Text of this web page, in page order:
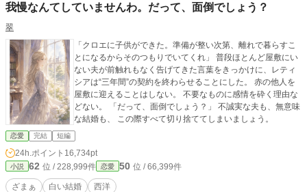
我慢なんてしていませんわ。だって、面倒でしょう？
翠
「クロエに子供ができた。準備が整い次第、離れで暮らすこ
とになるからそのつもりでいてくれ」 普段ほとんど屋敷にい
ない夫が前触れもなく告げてきた言葉をきっかけに、レティ
シアは“三年間”の契約を終わらせることにした。 赤の他人を
屋敷に迎えることはしない。 不要なものに感情を砕く理由な
どない。 「だって、面倒でしょう？」 不誠実な夫も、無意味
な結婚も、 この際すべて切り捨ててしまいましょう。
恋愛 完結 短編
24h.ポイント 16,734pt
小説 62 位 / 228,999件 恋愛 50 位 / 66,399件
ざまぁ 白い結婚 西洋